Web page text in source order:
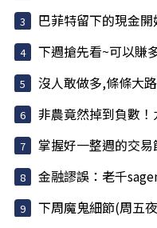
巴菲特留下的現金
下週搶先看~可以賺
沒人敢做多,條條大
非農竟然掉到負數
掌握好一整週的交
金融謬誤：老千
下周魔鬼細節(周五